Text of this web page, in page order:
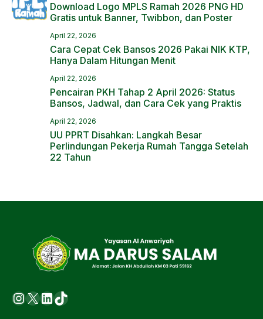
Download Logo MPLS Ramah 2026 PNG HD
Gratis untuk Banner, Twibbon, dan Poster
April 22, 2026
Cara Cepat Cek Bansos 2026 Pakai NIK KTP,
Hanya Dalam Hitungan Menit
April 22, 2026
Pencairan PKH Tahap 2 April 2026: Status
Bansos, Jadwal, dan Cara Cek yang Praktis
April 22, 2026
UU PPRT Disahkan: Langkah Besar
Perlindungan Pekerja Rumah Tangga Setelah
22 Tahun
Instagram
X LinkedIn
https://www.tiktok.com/